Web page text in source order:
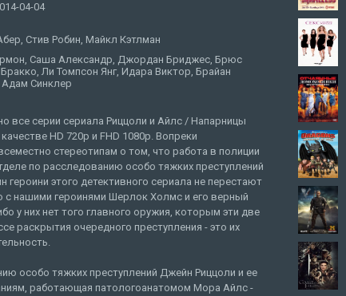
04-04
Стив Робин, Майкл Кэтлман
Саша Александр, Джордан Бриджес, Брюс
Ли Томпсон Янг, Идара Виктор, Брайан
Адам Синклер
все серии сериала Риццоли и Айлс / Напарницы
HD 720p и FHD 1080p. Вопреки
стереотипам о том, что работа в полиции
по расследованию особо тяжких преступлений
героини этого детективного сериала не перестают
нашими героинями Шерлок Холмс и его верный
у них нет того главного оружия, которым эти две
раскрытия очередного преступления - это их
особо тяжких преступлений Джейн Риццоли и ее
работающая патологоанатомом Мора Айлс -